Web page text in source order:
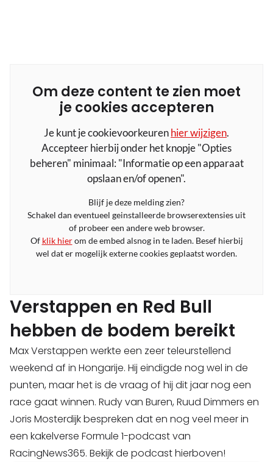
Om deze content te zien moet
je cookies accepteren
Je kunt je cookievoorkeurenhier wijzigen.
Accepteer hierbij onder het knopje "Opties
beheren" minimaal: "Informatie op een apparaat
opslaan en/of openen".
Blijf je deze melding zien?
Schakel dan eventueel geinstalleerde browserextensies uit
of probeer een andere web browser.
Of klik hierom de embed alsnog in te laden. Besef hierbij
wel dat er mogelijk externe cookies geplaatst worden.
Verstappen en Red Bull
hebben de bodem bereikt
Max Verstappen werkte een zeer teleurstellend
weekend af in Hongarije. Hij eindigde nog wel in de
punten, maar het is de vraag of hij dit jaar nog een
race gaat winnen. Rudy van Buren, Ruud Dimmers en
Joris Mosterdijk bespreken dat en nog veel meer in
een kakelverse Formule 1-podcast van
RacingNews365. Bekijk de podcast hierboven!